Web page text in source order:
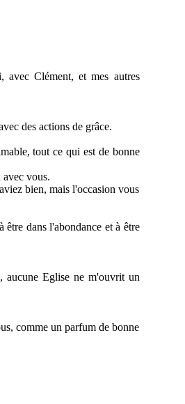
Clément, et mes autres
des actions de grâce.
tout ce qui est de bonne
vous.
bien, mais l'occasion vous
dans l'abondance et à être
aucune Eglise ne m'ouvrit un
comme un parfum de bonne